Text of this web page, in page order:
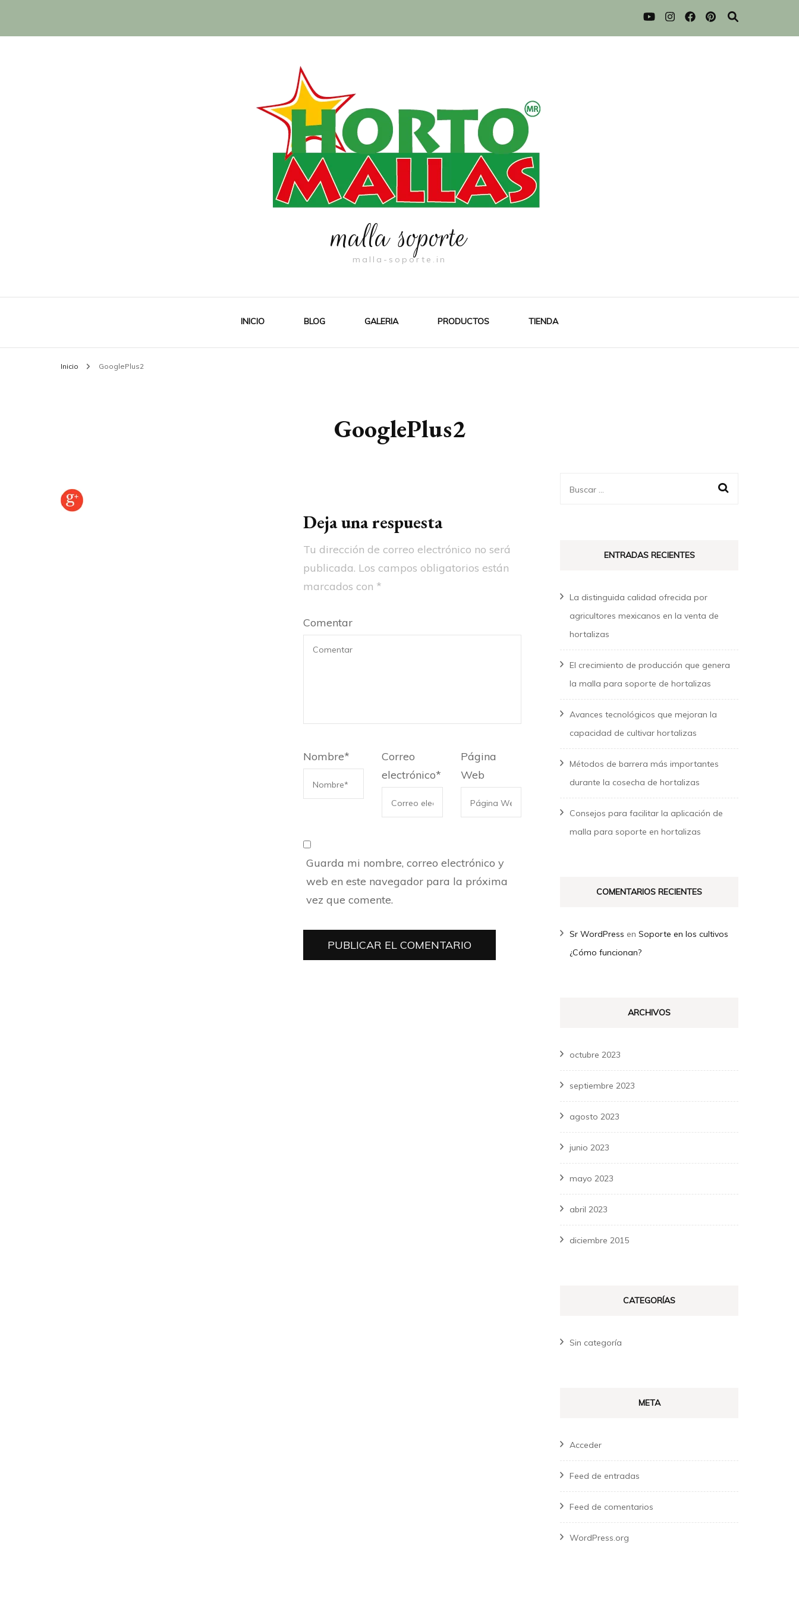
malla soporte
malla-soporte.in
INICIO BLOG GALERIA PRODUCTOS TIENDA
Inicio GooglePlus2
GooglePlus2
Deja una respuesta
Tu dirección de correo electrónico no será
publicada. Los campos obligatorios están
marcados con *
Comentar
Nombre*
Correo
electrónico*
Página
Web
Guarda mi nombre, correo electrónico y
web en este navegador para la próxima
vez que comente.
Buscar:
ENTRADAS RECIENTES
La distinguida calidad ofrecida por
agricultores mexicanos en la venta de
hortalizas
El crecimiento de producción que genera
la malla para soporte de hortalizas
Avances tecnológicos que mejoran la
capacidad de cultivar hortalizas
Métodos de barrera más importantes
durante la cosecha de hortalizas
Consejos para facilitar la aplicación de
malla para soporte en hortalizas
COMENTARIOS RECIENTES
Sr WordPress en Soporte en los cultivos
¿Cómo funcionan?
ARCHIVOS
octubre 2023
septiembre 2023
agosto 2023
junio 2023
mayo 2023
abril 2023
diciembre 2015
CATEGORÍAS
Sin categoría
META
Acceder
Feed de entradas
Feed de comentarios
WordPress.org